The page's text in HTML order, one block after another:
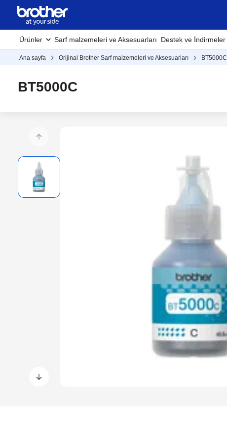
Ürünler Sarf malzemeleri ve Aksesuarları Destek ve İndirmeler
Ana sayfa Orijinal Brother Sarf malzemeleri ve Aksesuarları BT5000C
BT5000C